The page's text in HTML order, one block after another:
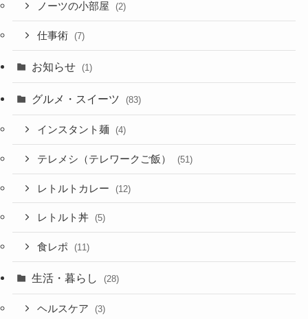
ノーツの小部屋 (2)
仕事術 (7)
お知らせ (1)
グルメ・スイーツ (83)
インスタント麺 (4)
テレメシ（テレワークご飯） (51)
レトルトカレー (12)
レトルト丼 (5)
食レポ (11)
生活・暮らし (28)
ヘルスケア (3)